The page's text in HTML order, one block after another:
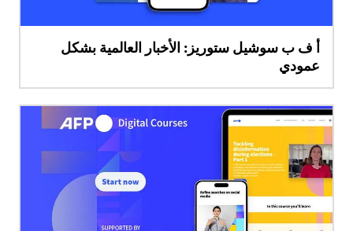
أ ف ب سوشيل ستوريز: الأخبار العالمية بشكل
عمودي